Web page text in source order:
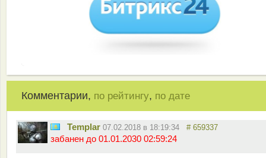
Комментарии, по рейтингу, по дате
Templar 07.02.2018 в 18:19:34 # 659337
забанен до 01.01.2030 02:59:24